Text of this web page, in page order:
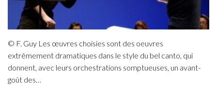
© F. Guy Les œuvres choisies sont des oeuvres
extrêmement dramatiques dans le style du bel canto, qui
donnent, avec leurs orchestrations somptueuses, un avant-
goût des…